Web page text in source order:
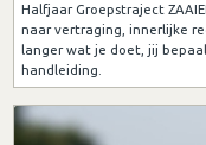
Halfjaar Groepstraject
naar vertraging, innerlijke
langer wat je doet, jij
handleiding.